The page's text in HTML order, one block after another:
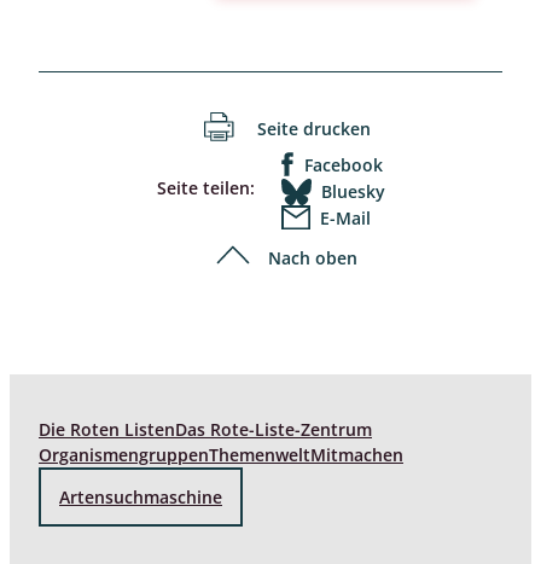
Seite drucken
Seite teilen:
Facebook
Bluesky
E-Mail
Nach oben
Die Roten ListenDas Rote-Liste-Zentrum
OrganismengruppenThemenweltMitmachen
Artensuchmaschine